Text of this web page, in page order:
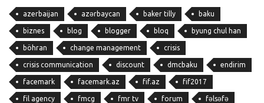
azerbaijan azərbaycan baker tilly baku
biznes blog blogger bloq byung chul han
böhran change management crisis
crisis communication discount dmcbaku endirim
facemark facemark.az fif.az fif2017
fil agency fmcg fmr tv forum fəlsəfə